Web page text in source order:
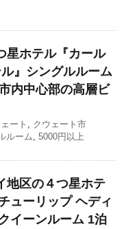
星ホテル『カール
』シングルルーム
内中心部の高層ビ
ート
クウェート市
ルーム 5000円以上
地区の４つ星ホテ
ューリップ ヘディ
イーンルーム 1泊